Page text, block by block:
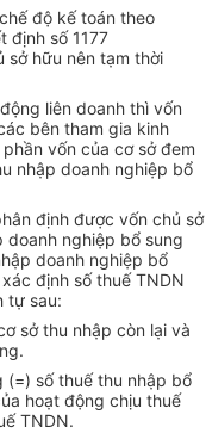
độ kế toán theo
định số 1177
hữu nên tạm thời
liên doanh thì vốn
bên tham gia kinh
vốn của cơ sở đem
nhập doanh nghiệp bổ
định được vốn chủ sở
doanh nghiệp bổ sung
doanh nghiệp bổ
định số thuế TNDN
tự sau:
sở thu nhập còn lại và
(=) số thuế thu nhập bổ
hoạt động chịu thuế
TNDN.